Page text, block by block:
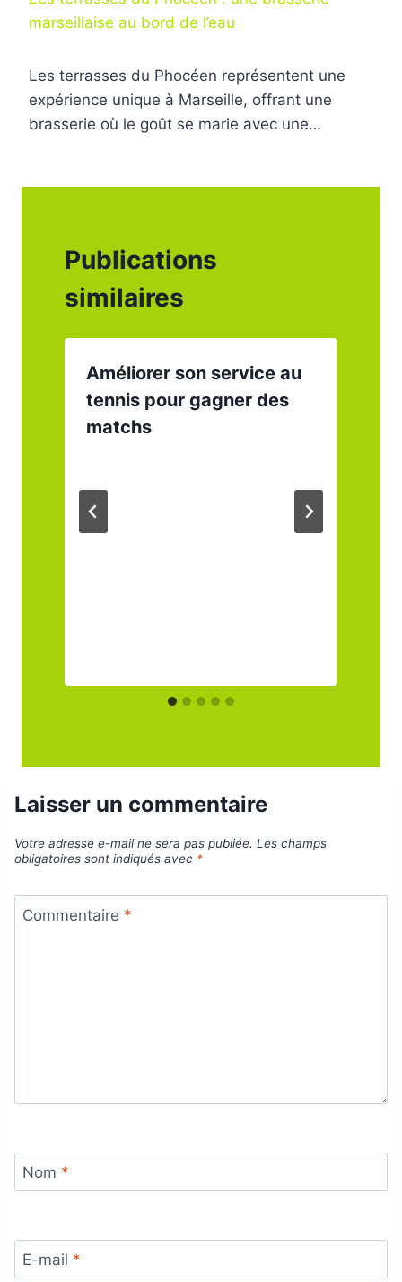
marseillaise au bord de l’eau
Les terrasses du Phocéen représentent une
expérience unique à Marseille, offrant une
brasserie où le goût se marie avec une…
Publications
similaires
Améliorer son service au
tennis pour gagner des
matchs
Laisser un commentaire
Votre adresse e-mail ne sera pas publiée. Les champs
obligatoires sont indiqués avec *
Commentaire *
Nom *
E-mail *